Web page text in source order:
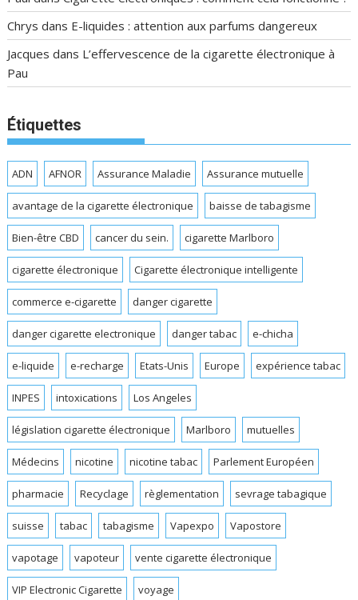
Chrys dans E-liquides : attention aux parfums dangereux
Jacques dans L’effervescence de la cigarette électronique à
Pau
Étiquettes
ADN AFNOR Assurance Maladie Assurance mutuelle
avantage de la cigarette électronique baisse de tabagisme
Bien-être CBD cancer du sein. cigarette Marlboro
cigarette électronique Cigarette électronique intelligente
commerce e-cigarette danger cigarette
danger cigarette electronique danger tabac e-chicha
e-liquide e-recharge Etats-Unis Europe expérience tabac
INPES intoxications Los Angeles
législation cigarette électronique Marlboro mutuelles
Médecins nicotine nicotine tabac Parlement Européen
pharmacie Recyclage règlementation sevrage tabagique
suisse tabac tabagisme Vapexpo Vapostore
vapotage vapoteur vente cigarette électronique
VIP Electronic Cigarette voyage